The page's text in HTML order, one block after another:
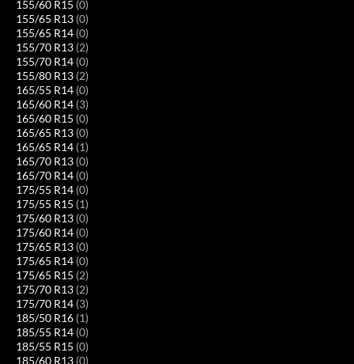
155/60 R15 (0)
155/65 R13 (0)
155/65 R14 (0)
155/70 R13 (2)
155/70 R14 (0)
155/80 R13 (2)
165/55 R14 (0)
165/60 R14 (3)
165/60 R15 (0)
165/65 R13 (0)
165/65 R14 (1)
165/70 R13 (0)
165/70 R14 (0)
175/55 R14 (0)
175/55 R15 (1)
175/60 R13 (0)
175/60 R14 (0)
175/65 R13 (0)
175/65 R14 (0)
175/65 R15 (2)
175/70 R13 (2)
175/70 R14 (3)
185/50 R16 (1)
185/55 R14 (0)
185/55 R15 (0)
185/60 R13 (0)